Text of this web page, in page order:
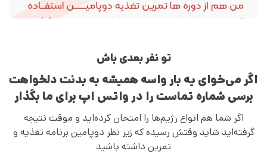
تو نفر بعدی باش
اگر می‌خوای یه بار واسه همیشه به بدنت دلخواهت
برسی شماره تماست را در واتس اپ برای ما بگذار
اگر شما هم انواع رژیم‌ها را امتحان کرده‌اید و موقت نتیجه
گرفته‌اید شاید وقتش رسیده که زیر نظر دوپامین برنامه تغذیه و
تمرین داشته باشید